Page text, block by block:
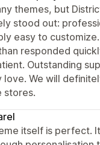
themes, but
stood out:
easy to
responded
Outstanding
We will
stores.
itself is perfect.